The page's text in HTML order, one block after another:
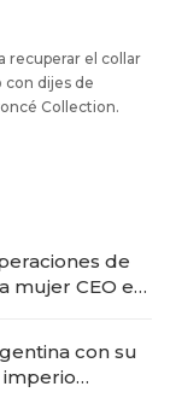
recuperar el collar
con dijes de
Collection.
de
mujer CEO en
con su